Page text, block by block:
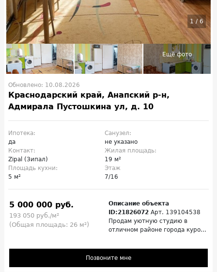
1/ 6
Обновлено: 10.08.2026
Краснодарский край, Анапский р-н,
Адмирала Пустошкина ул, д. 10
Ипотека:
да
Санузел:
не указано
Контакт:
Zipal (Зипал)
Жилая площадь:
19 м²
Площадь кухни:
5 м²
Этаж
7/16
5 000 000 руб.
193 050 руб./м²
(Общая площадь: 26 м²)
Описание объекта
ID:21826072 Арт. 139104538
Продам уютную cтудию в
отличнoм рaйoнe гopода курo...
Позвоните мне